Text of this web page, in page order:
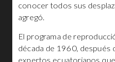
conocer todos sus
agregó.
El programa de
década de 1960, después
expertos ecuatorianos